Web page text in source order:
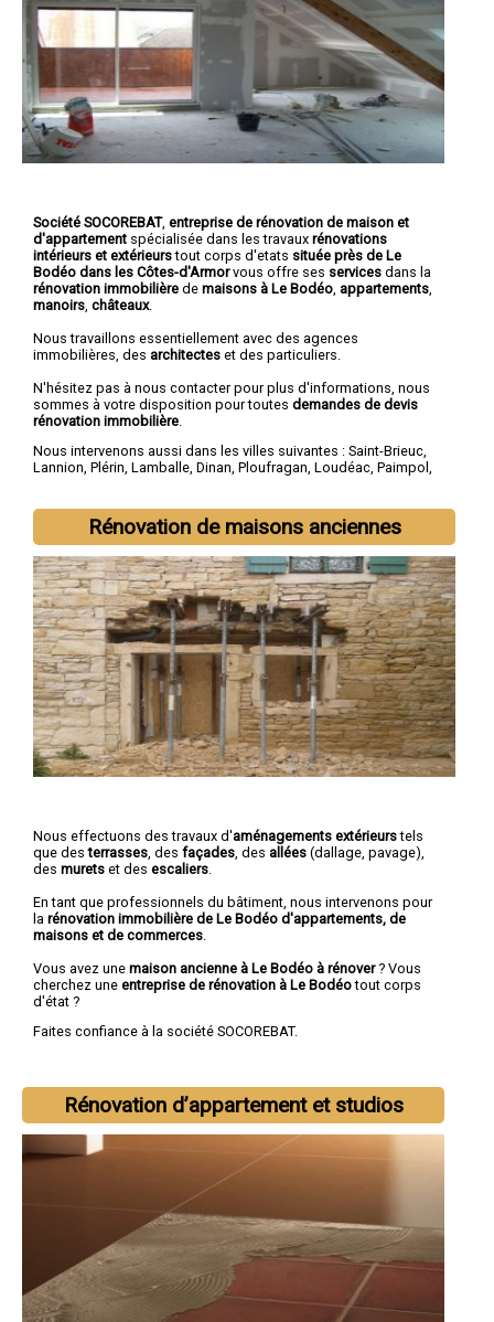
Société SOCOREBAT, entreprise de rénovation de maison et
d'appartement spécialisée dans les travaux rénovations
intérieurs et extérieurstout corps d'etats située près de Le
Bodéo dans les Côtes-d'Armorvous offre ses services dans la
rénovation immobilière de maisons à Le Bodéo appartements
manoirs châteaux.
Nous travaillons essentiellement avec des agences
immobilières, des architectes et des particuliers.
N'hésitez pas à nous contacter pour plus d'informations, nous
sommes à votre disposition pour toutes demandes de devis
rénovation immobilière
Nous intervenons aussi dans les villes suivantes : Saint-Brieuc,
Lannion, Plérin, Lamballe, Dinan, Ploufragan, Loudéac, Paimpol ,
Rénovation de maisons anciennes
Nous effectuons des travaux d'aménagements extérieurstels
que desterrasses , des façades , des allées (dallage, pavage),
des murets et des escaliers
En tant que professionnels du bâtiment, nous intervenons pour
la rénovation immobilière de Le Bodéo d'appartements, de
maisons et de commerces
Vous avez une maison ancienne à Le Bodéo à rénover? Vous
cherchez une entreprise de rénovation à Le Bodéotout corps
d'état ?
Faites confiance à la société SOCOREBAT.
Rénovation d’appartement et studios